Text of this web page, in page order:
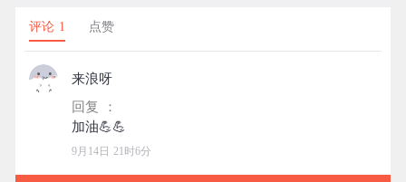
评论 1 点赞
来浪呀
回复 ：
9月14日 21时6分